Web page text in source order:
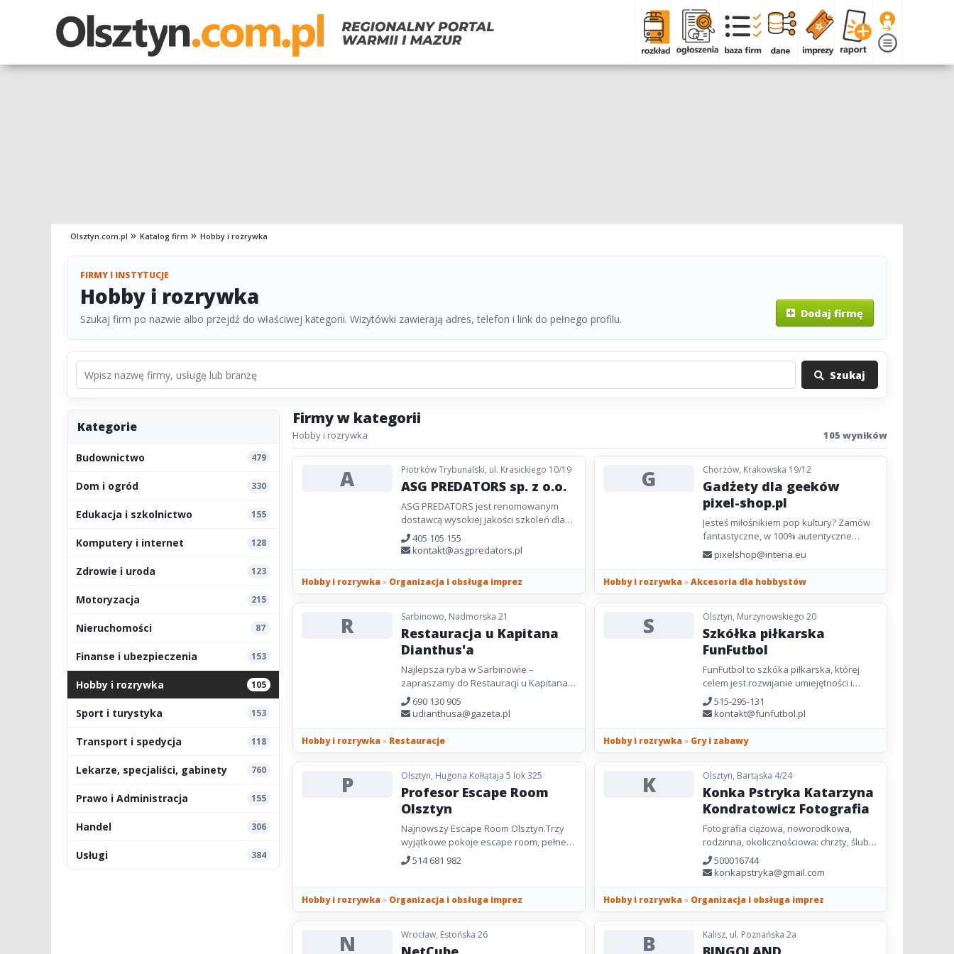
Olsztyn.com.pl Katalog firm Hobby i rozrywka
FIRMY I INSTYTUCJE
Hobby i rozrywka
Szukaj firm po nazwie albo przejdź do właściwej kategorii. Wizytówki zawierają adres, telefon i link do pełnego profilu. Dodaj firmę
Szukaj
Kategorie
Budownictwo 479
Dom i ogród 330
Edukacja i szkolnictwo 155
Komputery i internet 128
Zdrowie i uroda 123
Motoryzacja 215
Nieruchomości 87
Finanse i ubezpieczenia 153
Hobby i rozrywka 105
Sport i turystyka 153
Transport i spedycja 118
Lekarze, specjaliści, gabinety 760
Prawo i Administracja 155
Handel 306
Usługi 384
Firmy w kategorii
Hobby i rozrywka 105 wyników
A Piotrków Trybunalski, ul. Krasickiego 10/19
ASG PREDATORS sp. z o.o.
ASG PREDATORS jest renomowanym
dostawcą wysokiej jakości szkoleń dla
służb mundurowych i cywilów. Nasza
oferta obejmuje szeroki zakres...
405 105 155
kontakt@asgpredators.pl
Hobby i rozrywka» Organizacja i obsługa imprez
G Chorzów, Krakowska 19/12
Gadżety dla geeków
pixel-shop.pl
Jesteś miłośnikiem pop kultury? Zamów
fantastyczne, w 100% autentyczne
gadżety połączone z ulubionym tytułem.
Pixel Shop to prawdziwy...
pixelshop@interia.eu
Hobby i rozrywka»Akcesoria dla hobbystów
R Sarbinowo, Nadmorska 21
Restauracja u Kapitana
Dianthus'a
Najlepsza ryba w Sarbinowie –
zapraszamy do Restauracji u Kapitana
Dianthusa. Jeśli poszukujesz restauracji
z niezwykłym klimatem, to trafiłeś...
690 130 905
udianthusa@gazeta.pl
Hobby i rozrywka» Restauracje
S Olsztyn, Murzynowskiego 20
Szkółka piłkarska
FunFutbol
FunFutbol to szkóka piłkarska, której
celem jest rozwijanie umiejętności i
talentów olsztyńskich dzieci. Nasz
program obejmuje zajęcia...
515-295-131
kontakt@funfutbol.pl
Hobby i rozrywka» Gry i zabawy
P Olsztyn, Hugona Kołłątaja 5 lok 325
Profesor Escape Room
Olsztyn
Najnowszy Escape Room Olsztyn.Trzy
wyjątkowe pokoje escape room, pełne
zagadek! Super zabawa dla całej
rodziny na każdą okazję!
514 681 982
Hobby i rozrywka» Organizacja i obsługa imprez
K Olsztyn, Bartąska 4/24
Konka Pstryka Katarzyna
Kondratowicz Fotografia
Fotografia ciążowa, noworodkowa,
rodzinna, okolicznościowa: chrzty, śluby,
komunie. Studio/plener/dom/miejsce
uroczystości.
500016744
konkapstryka@gmail.com
Hobby i rozrywka» Organizacja i obsługa imprez
N Wrocław, Estońska 26 B Kalisz, ul. Poznańska 2a